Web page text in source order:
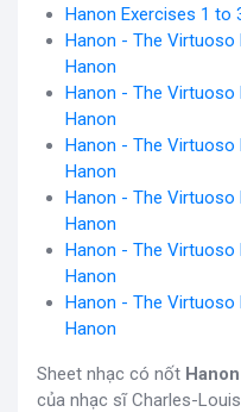
Hanon Exercises 1 to
Hanon - The Virtuoso
Hanon
Hanon - The Virtuoso
Hanon
Hanon - The Virtuoso
Hanon
Hanon - The Virtuoso
Hanon
Hanon - The Virtuoso
Hanon
Hanon - The Virtuoso
Hanon
Sheet nhạc có nốt
của nhạc sĩ Charles-